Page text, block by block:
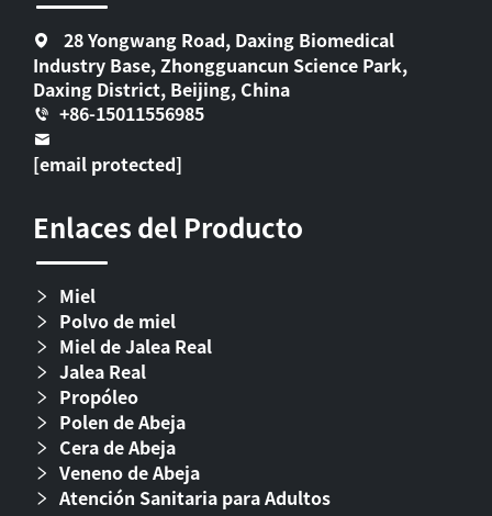
28 Yongwang Road, Daxing Biomedical
Industry Base, Zhongguancun Science Park,
Daxing District, Beijing, China
+86-15011556985
[email protected]
Enlaces del Producto
Miel
Polvo de miel
Miel de Jalea Real
Jalea Real
Propóleo
Polen de Abeja
Cera de Abeja
Veneno de Abeja
Atención Sanitaria para Adultos